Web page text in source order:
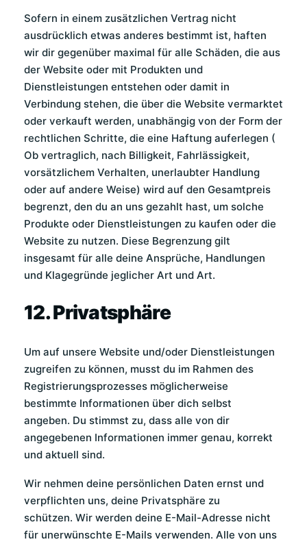
Sofern in einem zusätzlichen Vertrag nicht
ausdrücklich etwas anderes bestimmt ist, haften
wir dir gegenüber maximal für alle Schäden, die aus
der Website oder mit Produkten und
Dienstleistungen entstehen oder damit in
Verbindung stehen, die über die Website vermarktet
oder verkauft werden, unabhängig von der Form der
rechtlichen Schritte, die eine Haftung auferlegen (
Ob vertraglich, nach Billigkeit, Fahrlässigkeit,
vorsätzlichem Verhalten, unerlaubter Handlung
oder auf andere Weise) wird auf den Gesamtpreis
begrenzt, den du an uns gezahlt hast, um solche
Produkte oder Dienstleistungen zu kaufen oder die
Website zu nutzen. Diese Begrenzung gilt
insgesamt für alle deine Ansprüche, Handlungen
und Klagegründe jeglicher Art und Art.
12. Privatsphäre
Um auf unsere Website und/oder Dienstleistungen
zugreifen zu können, musst du im Rahmen des
Registrierungsprozesses möglicherweise
bestimmte Informationen über dich selbst
angeben. Du stimmst zu, dass alle von dir
angegebenen Informationen immer genau, korrekt
und aktuell sind.
Wir nehmen deine persönlichen Daten ernst und
verpflichten uns, deine Privatsphäre zu
schützen. Wir werden deine E-Mail-Adresse nicht
für unerwünschte E-Mails verwenden. Alle von uns